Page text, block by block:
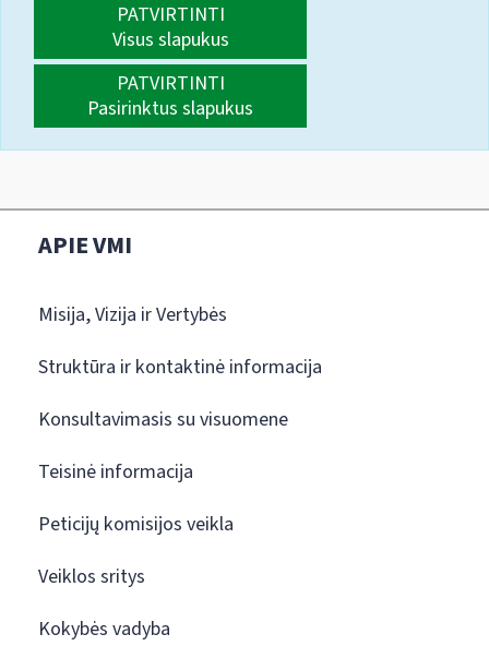
PATVIRTINTI
Visus slapukus
PATVIRTINTI
Pasirinktus slapukus
APIE VMI
Misija, Vizija ir Vertybės
Struktūra ir kontaktinė informacija
Konsultavimasis su visuomene
Teisinė informacija
Peticijų komisijos veikla
Veiklos sritys
Kokybės vadyba